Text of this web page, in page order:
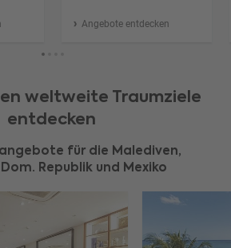
Angebote entdecken
weltweite Traumziele
entdecken
für die Malediven,
Republik und Mexiko